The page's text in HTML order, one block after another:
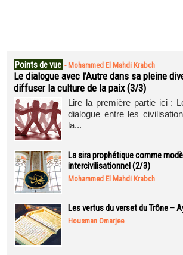
Points de vue - Mohammed El Mahdi Krabch
Le dialogue avec l’Autre dans sa pleine
diffuser la culture de la paix (3/3)
Lire la première partie ici :
dialogue entre les
la...
La sira prophétique comme
intercivilisationnel (2/3)
Mohammed El Mahdi Krabch
Les vertus du verset du Trône –
Housman Omarjee